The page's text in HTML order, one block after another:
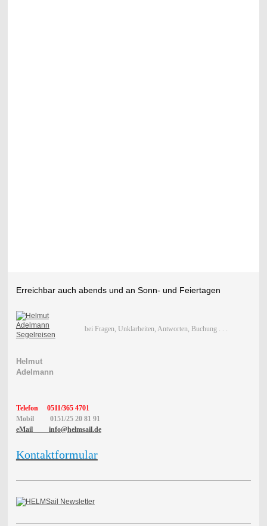
Erreichbar auch abends und an Sonn- und Feiertagen
bei Fragen, Unklarheiten, Antworten, Buchung . . .
Helmut
Adelmann
Telefon0511/365 4701
Mobil
0151/25 20 81 91
eMail info@helmsail.de
Kontaktformular